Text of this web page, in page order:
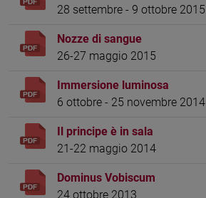
28 settembre - 9 ottobre 2015
Nozze di sangue
26-27 maggio 2015
Immersione luminosa
6 ottobre - 25 novembre 2014
Il principe è in sala
21-22 maggio 2014
Dominus Vobiscum
24 ottobre 2013